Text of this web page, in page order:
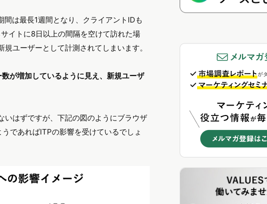
は最長1週間となり、クライアントIDも
イトに8日以上の間隔を空けて訪れた場
ユーザーとして計測されてしまいます。
が増加しているように見え、新規ユーザ
いはずですが、下記の図のようにブラウザ
であればITPの影響を受けているでしょ